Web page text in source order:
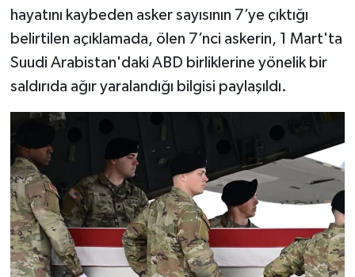
hayatını kaybeden asker sayısının 7’ye çıktığı
belirtilen açıklamada, ölen 7’nci askerin, 1 Mart'ta
Suudi Arabistan'daki ABD birliklerine yönelik bir
saldırıda ağır yaralandığı bilgisi paylaşıldı.